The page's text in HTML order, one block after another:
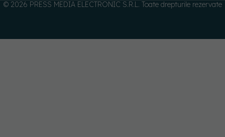
© 2026 PRESS MEDIA ELECTRONIC S.R.L. Toate drepturile rezervate